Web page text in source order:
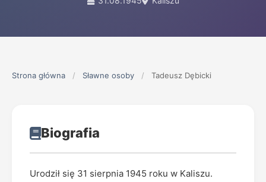
Strona główna / Sławne osoby / Tadeusz Dębicki
Biografia
Urodził się 31 sierpnia 1945 roku w Kaliszu.